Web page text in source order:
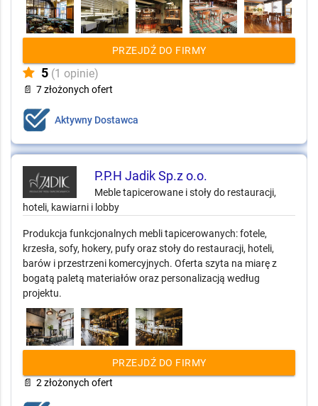
PRZEJDŹ DO FIRMY
5 (1 opinie)
📄 7 złożonych ofert
Aktywny Dostawca
P.P.H Jadik Sp.z o.o.
Meble tapicerowane i stoły do restauracji,
hoteli, kawiarni i lobby
Produkcja funkcjonalnych mebli tapicerowanych: fotele,
krzesła, sofy, hokery, pufy oraz stoły do restauracji, hoteli,
barów i przestrzeni komercyjnych. Oferta szyta na miarę z
bogatą paletą materiałów oraz personalizacją według
projektu.
PRZEJDŹ DO FIRMY
📄 2 złożonych ofert